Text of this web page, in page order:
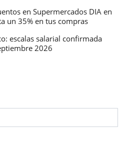
en Supermercados DIA en
un 35% en tus compras
escalas salarial confirmada
2026